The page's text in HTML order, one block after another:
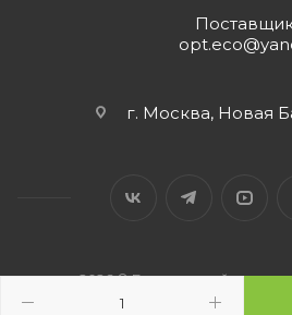
г. Москва, Новая
2026 © Благодатный мир -